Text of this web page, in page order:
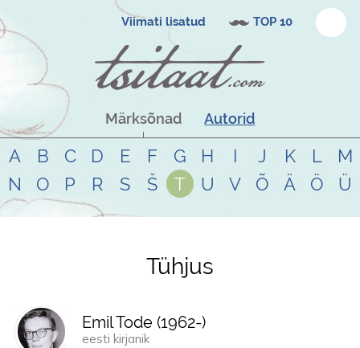
Viimati lisatud TOP 10
Märksõnad Autorid
A B C D E F G H I J K L
M
N
O P R S Š T U V Õ Ä Ö Ü
Tsitaadid teemaltühjus
Tühjus
Emil Tode (1962-)
eesti kirjanik